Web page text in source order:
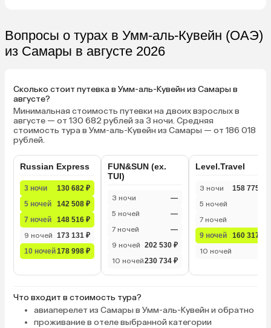
самим. Единственный минус — нет
балкона (но зависит от номера),
но мы приспособились. Вайфай
набережная красивая для
прогулок, магазинов рядом
нормальных нет, надо либо
подольше идти пешком (если
любите) или такси
(общественного транспорта в
этом эмирате нету). Также на
такси (15–20 дирхам) можно
доехать до базара или на более
крупный магазин (это в пределах
Умм-аль-Кувейна). До Аджмана
60–70 дирхам, такси или ловить,
или можно попросить на
ресепшене, они вызовут. На
выходные заезжают местные.
рыбачить, ловиться на креветки и
кальмара. Отдых в данном отеле
подойдёт, если вы хотите весь
Вопросы о турах в Умм-аль-Кувейн (ОАЭ)
из Самары в августе 2026
Сколько стоит путевка в Умм-аль-Кувейн из Самары в
августе?
Минимальная стоимость путевки на двоих взрослых в
августе — от 130 682 рублей за 3 ночи. Средняя
стоимость тура в Умм-аль-Кувейн из Самары — от 186 018
рублей.
Russian Express
3 ночи
130 682 ₽
5 ночей
142 508 ₽
7 ночей
148 516 ₽
9 ночей 173 131 ₽
10 ночей178 998 ₽
FUN&SUN (ex.
TUI)
3 ночи
—
5 ночей
—
7 ночей
—
9 ночей 202 530 ₽
10 ночей230 734 ₽
Level.Travel
3 ночи
158 775 ₽
5 ночей
7 ночей
9 ночей
160 317 ₽
10 ночей
Что входит в стоимость тура?
авиаперелет из Самары в Умм-аль-Кувейн и обратно
проживание в отеле выбранной категории